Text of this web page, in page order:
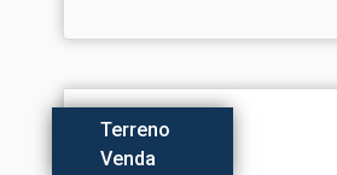
Terreno
Venda